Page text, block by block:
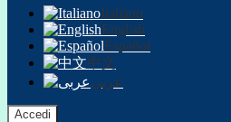
Italiano
English
Español
中文
عربى
Accedi